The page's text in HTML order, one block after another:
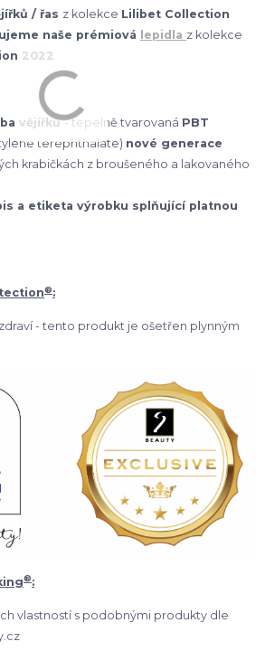
/ řas z kolekce Lilibet Collection
naše prémiová
lepidla z kolekce
2022
vějířků- tepelně tvarovaná PBT
terephthalate) nové generace
krabičkách z broušeného a lakovaného
a etiketa výrobku splňující platnou
®:
- tento produkt je ošetřen plynným
®:
vlastností s podobnými produkty dle